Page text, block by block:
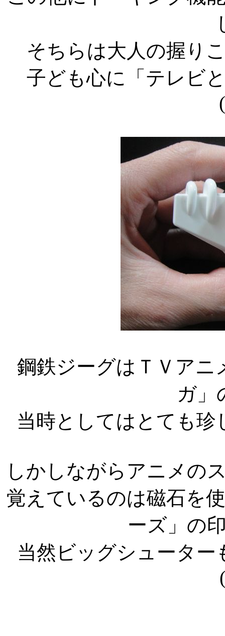
そちらは大人の握り
子ども心に「テレビ
鋼鉄ジーグはＴＶア
ガ」
当時としてはとても
しかしながらアニメの
覚えているのは磁石を
ーズ」の
当然ビッグシュータ